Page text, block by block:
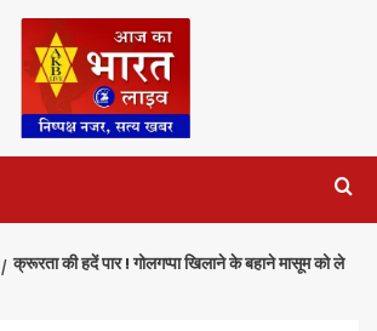
क्रूरता की हदें पार ! गोलगप्पा खिलाने के बहाने मासूम को ले